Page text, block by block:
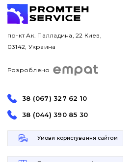
пр-кт Ак. Палладина, 22 Киев,
03142, Украина
Розроблено
38 (067) 327 62 10
38 (044) 390 85 30
Умови користування сайтом